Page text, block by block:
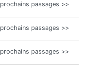
prochains passages >>
prochains passages >>
prochains passages >>